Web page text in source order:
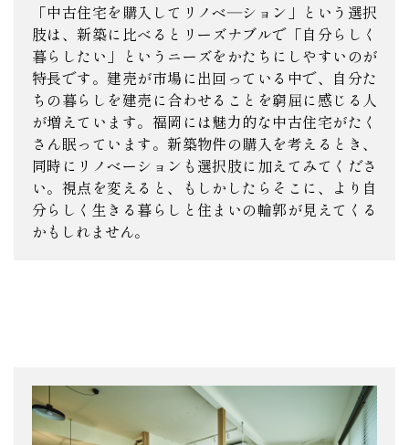
「中古住宅を購入してリノベ―ション」という選択
肢は、新築に比べるとリーズナブルで「自分らしく
暮らしたい」というニーズをかたちにしやすいのが
特長です。建売が市場に出回っている中で、自分た
ちの暮らしを建売に合わせることを窮屈に感じる人
が増えています。福岡には魅力的な中古住宅がたく
さん眠っています。新築物件の購入を考えるとき、
同時にリノベーションも選択肢に加えてみてくださ
い。視点を変えると、もしかしたらそこに、より自
分らしく生きる暮らしと住まいの輪郭が見えてくる
かもしれません。